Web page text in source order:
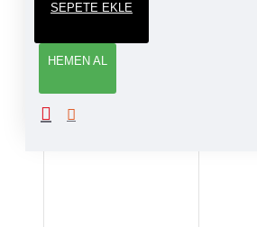
SEPETE EKLE
HEMEN AL